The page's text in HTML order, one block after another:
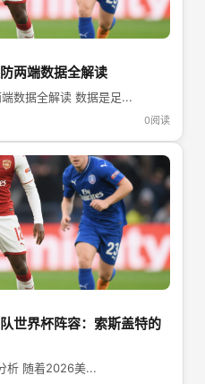
两端数据全解读
数据全解读 数据是足...
0阅读
世界杯阵容：索斯盖特的
析 随着2026美...